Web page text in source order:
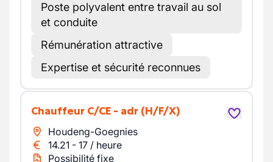
Poste polyvalent entre travail au sol
et conduite
Rémunération attractive
Expertise et sécurité reconnues
chauffeur C/CE - adr (H/F/X)
Houdeng-Goegnies
14.21 - 17 / heure
Possibilité fixe